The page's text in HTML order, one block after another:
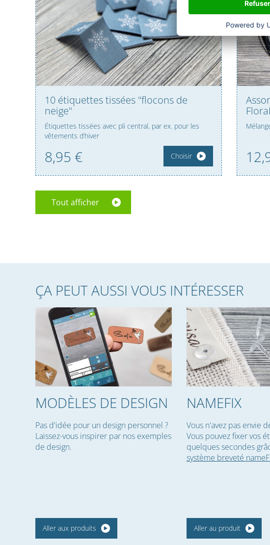
10 étiquettes tissées "flocons de
neige"
Étiquettes tissées avec pli central, par ex. pour les
vêtements d’hiver
8,95 € Choisir 12,
Tout afficher
ÇA PEUT AUSSI VOUS INTÉRESSER
MODÈLES DE DESIGN
Pas d'idée pour un design personnel ?
Laissez-vous inspirer par nos exemples
de design.
Aller aux produits
NAMEFIX
Vous n'avez pas envie
Vous pouvez fixer vos
quelques secondes
système breveté
Aller au produit